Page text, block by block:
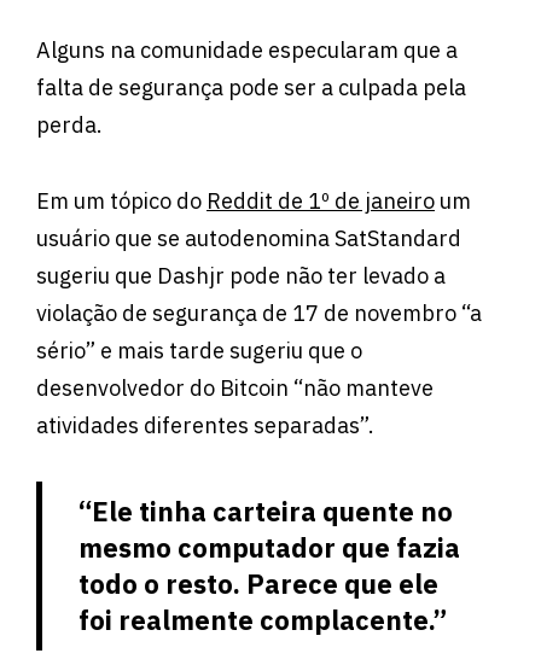
Alguns na comunidade especularam que a
falta de segurança pode ser a culpada pela
perda.
Em um tópico do Reddit de 1º de janeiro um
usuário que se autodenomina SatStandard
sugeriu que Dashjr pode não ter levado a
violação de segurança de 17 de novembro “a
sério” e mais tarde sugeriu que o
desenvolvedor do Bitcoin “não manteve
atividades diferentes separadas”.
“Ele tinha carteira quente no
mesmo computador que fazia
todo o resto. Parece que ele
foi realmente complacente.”